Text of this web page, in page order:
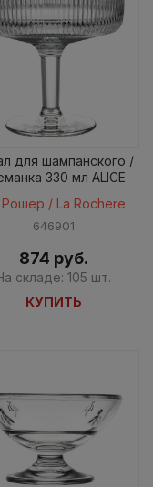
для шампанского /
330 мл ALICE
/ La Rochere
646901
874 руб.
складе: 105 шт.
КУПИТЬ